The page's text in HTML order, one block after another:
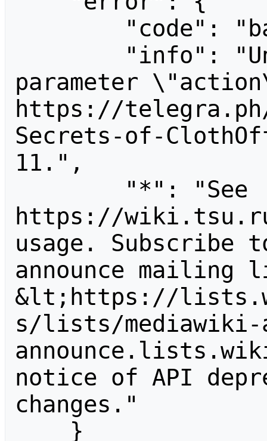
parameter
https://
Secrets-of-
11.",
https://
usage. Subscribe
announce
&lt;https://
s/lists/
notice of API
changes."